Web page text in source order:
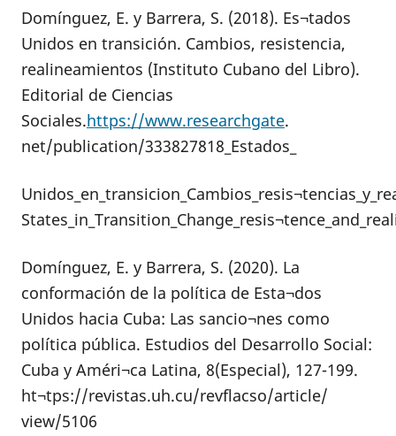
Domínguez, E. y Barrera, S. (2018). Es¬tados
Unidos en transición. Cambios, resistencia,
realineamientos (Instituto Cubano del Libro).
Editorial de Ciencias
Sociales.https://www.researchgate.
net/publication/333827818_Estados_
Domínguez, E. y Barrera, S. (2020). La
conformación de la política de Esta¬dos
Unidos hacia Cuba: Las sancio¬nes como
política pública. Estudios del Desarrollo Social:
Cuba y Améri¬ca Latina, 8(Especial), 127-199.
ht¬tps://revistas.uh.cu/revflacso/article/
view/5106